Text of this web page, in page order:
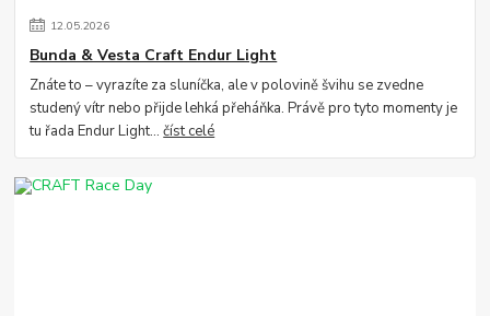
12.05.2026
Bunda & Vesta Craft Endur Light
Znáte to – vyrazíte za sluníčka, ale v polovině švihu se zvedne
studený vítr nebo přijde lehká přeháňka. Právě pro tyto momenty je
tu řada Endur Light...číst celé